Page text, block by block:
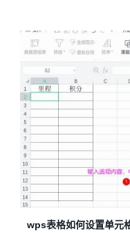
wps表格如何设置单元